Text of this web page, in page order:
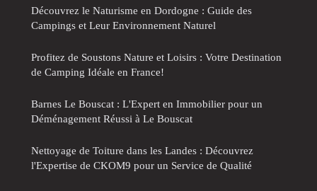
Découvrez le Naturisme en Dordogne : Guide des
Campings et Leur Environnement Naturel
Profitez de Soustons Nature et Loisirs : Votre Destination
de Camping Idéale en France!
Barnes Le Bouscat : L'Expert en Immobilier pour un
Déménagement Réussi à Le Bouscat
Nettoyage de Toiture dans les Landes : Découvrez
l'Expertise de CKOM9 pour un Service de Qualité